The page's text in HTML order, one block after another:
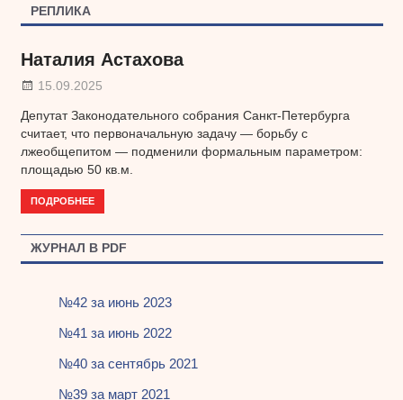
записям
РЕПЛИКА
Наталия Астахова
15.09.2025
Депутат Законодательного собрания Санкт-Петербурга
считает, что первоначальную задачу — борьбу с
лжеобщепитом — подменили формальным параметром:
площадью 50 кв.м.
ПОДРОБНЕЕ
ЖУРНАЛ В PDF
№42 за июнь 2023
№41 за июнь 2022
№40 за сентябрь 2021
№39 за март 2021